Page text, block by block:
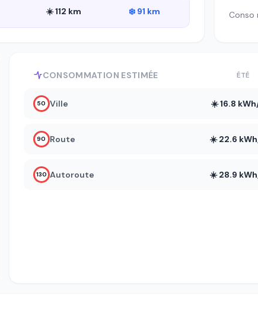
☀️ 112 km ❄️ 91 km Conso
CONSOMMATION ESTIMÉE ÉTÉ
50 Ville ☀️ 16.8
90 Route ☀️ 22.6
130 Autoroute ☀️ 28.9